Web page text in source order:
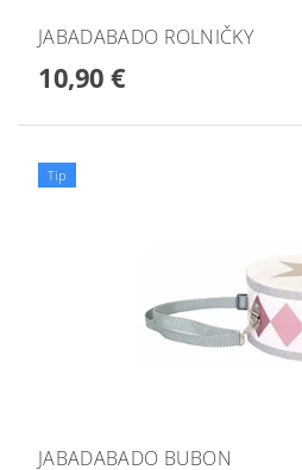
JABADABADO ROLNIČKY
10,90 €
Tip
JABADABADO BUBON